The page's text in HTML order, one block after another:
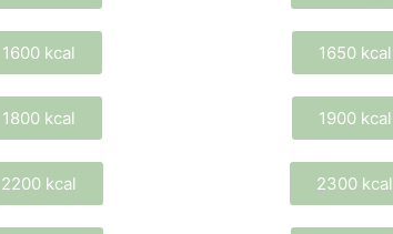
1600 kcal 1650 kcal
1800 kcal 1900 kcal
2200 kcal 2300 kcal